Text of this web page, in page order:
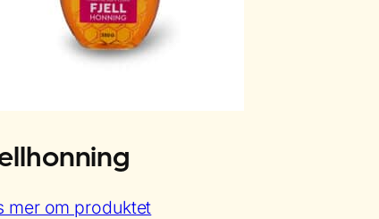
mer om produktet: